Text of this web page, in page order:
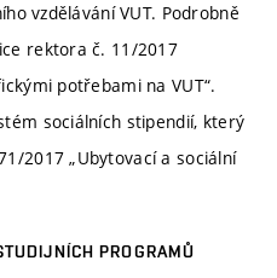
vzdělávání VUT. Podrobně
rektora č. 11/2017
potřebami na VUT“.
sociálních stipendií, který
2017 „Ubytovací a sociální
PROGRAMŮ